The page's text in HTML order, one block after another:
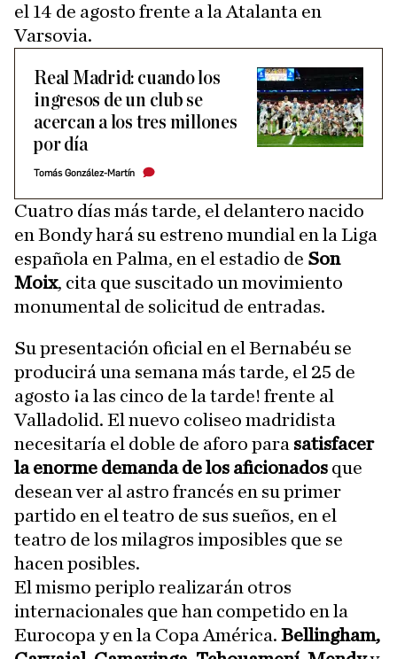
el 14 de agosto frente a la Atalanta en
Varsovia.
Real Madrid: cuando los
ingresos de un club se
acercan a los tres millones
por día
Tomás González-Martín
Cuatro días más tarde, el delantero nacido
en Bondy hará su estreno mundial en la Liga
española en Palma, en el estadio de Son
Moix, cita que suscitado un movimiento
monumental de solicitud de entradas.
Su presentación oficial en el Bernabéu se
producirá una semana más tarde, el 25 de
agosto ¡a las cinco de la tarde! frente al
Valladolid. El nuevo coliseo madridista
necesitaría el doble de aforo para satisfacer
la enorme demanda de los aficionados que
desean ver al astro francés en su primer
partido en el teatro de sus sueños, en el
teatro de los milagros imposibles que se
hacen posibles.
El mismo periplo realizarán otros
internacionales que han competido en la
Eurocopa y en la Copa América. Bellingham,